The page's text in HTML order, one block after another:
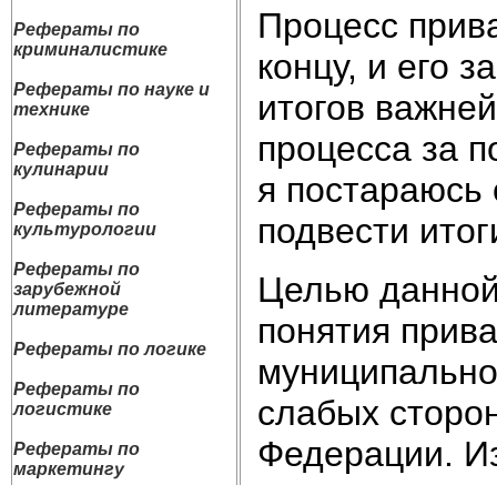
Рефераты по
криминалистике
Рефераты по науке и
технике
Рефераты по
кулинарии
Рефераты по
культурологии
Рефераты по
зарубежной
литературе
Рефераты по логике
Рефераты по
логистике
Рефераты по
маркетингу
Процесс
концу, и его
итогов
процесса за
я постараюсь
подвести
Целью
понятия
слабых
Федерации.